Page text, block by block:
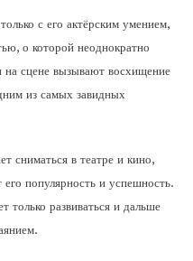
с его актёрским умением,
о которой неоднократно
сцене вызывают восхищение
из самых завидных
сниматься в театре и кино,
популярность и успешность.
только развиваться и дальше